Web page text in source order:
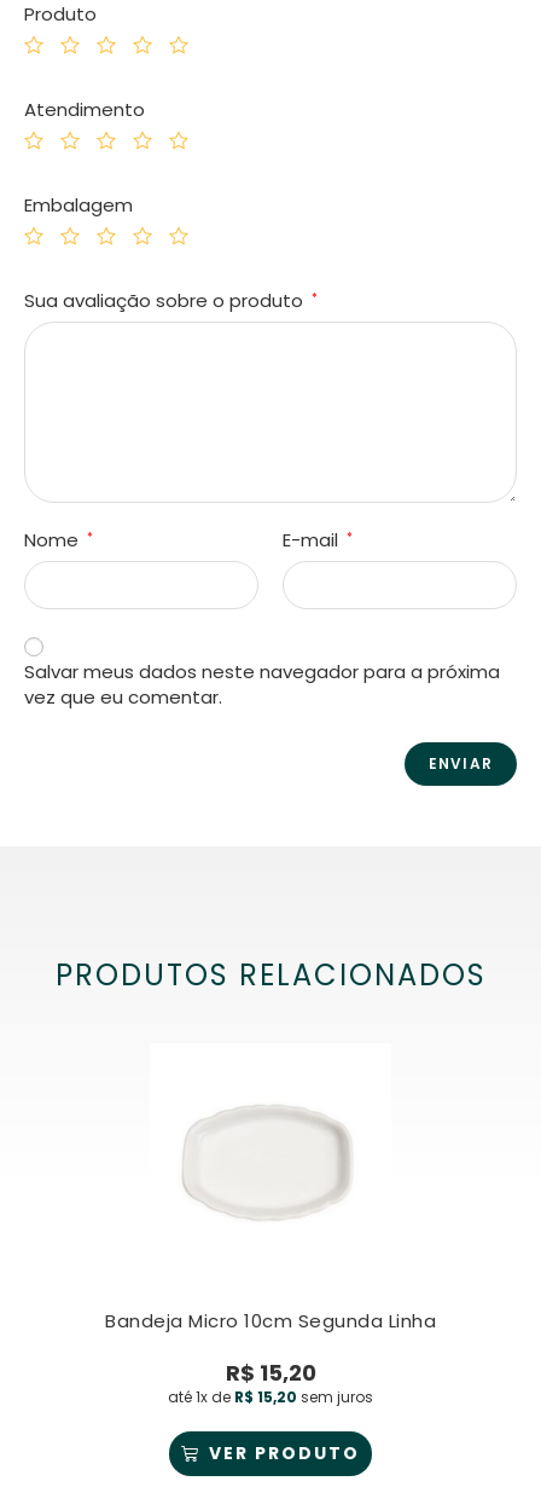
Produto
Atendimento
Embalagem
Sua avaliação sobre o produto *
Nome * E-mail *
Salvar meus dados neste navegador para a próxima
vez que eu comentar.
PRODUTOS RELACIONADOS
Bandeja Micro 10cm Segunda Linha
R$ 15,20
até 1x de R$ 15,20 sem juros
VER PRODUTO